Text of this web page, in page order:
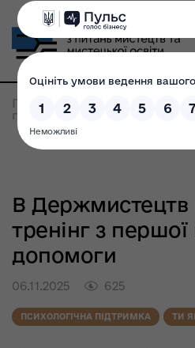
Головна Безбар'єрність >
пройшов тренінг з першої
В
тренінг з першої
допомоги
06.11.2025 625
ПСИХОЛОГІЧНА ПІДТРИМКА ТИ